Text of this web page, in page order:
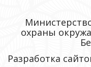
охраны
Разработка